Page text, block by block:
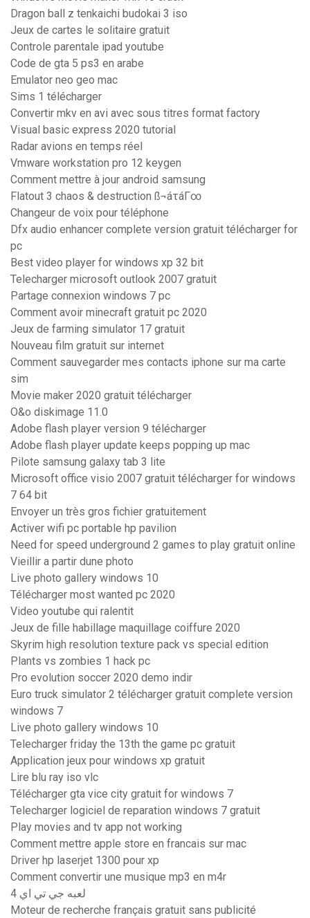
Dragon ball z tenkaichi budokai 3 iso
Jeux de cartes le solitaire gratuit
Controle parentale ipad youtube
Code de gta 5 ps3 en arabe
Emulator neo geo mac
Sims 1 télécharger
Convertir mkv en avi avec sous titres format factory
Visual basic express 2020 tutorial
Radar avions en temps réel
Vmware workstation pro 12 keygen
Comment mettre à jour android samsung
Flatout 3 chaos & destruction ß¬áτáΓ∞
Changeur de voix pour téléphone
Dfx audio enhancer complete version gratuit télécharger for
pc
Best video player for windows xp 32 bit
Telecharger microsoft outlook 2007 gratuit
Partage connexion windows 7 pc
Comment avoir minecraft gratuit pc 2020
Jeux de farming simulator 17 gratuit
Nouveau film gratuit sur internet
Comment sauvegarder mes contacts iphone sur ma carte
sim
Movie maker 2020 gratuit télécharger
O&o diskimage 11.0
Adobe flash player version 9 télécharger
Adobe flash player update keeps popping up mac
Pilote samsung galaxy tab 3 lite
Microsoft office visio 2007 gratuit télécharger for windows
7 64 bit
Envoyer un très gros fichier gratuitement
Activer wifi pc portable hp pavilion
Need for speed underground 2 games to play gratuit online
Vieillir a partir dune photo
Live photo gallery windows 10
Télécharger most wanted pc 2020
Video youtube qui ralentit
Jeux de fille habillage maquillage coiffure 2020
Skyrim high resolution texture pack vs special edition
Plants vs zombies 1 hack pc
Pro evolution soccer 2020 demo indir
Euro truck simulator 2 télécharger gratuit complete version
windows 7
Live photo gallery windows 10
Telecharger friday the 13th the game pc gratuit
Application jeux pour windows xp gratuit
Lire blu ray iso vlc
Télécharger gta vice city gratuit for windows 7
Telecharger logiciel de reparation windows 7 gratuit
Play movies and tv app not working
Comment mettre apple store en francais sur mac
Driver hp laserjet 1300 pour xp
Comment convertir une musique mp3 en m4r
لعبه جي تي اي 4
Moteur de recherche français gratuit sans publicité